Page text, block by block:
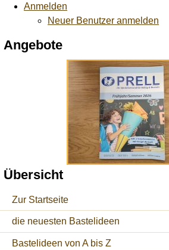
Anmelden
Neuer Benutzer anmelden
Angebote
Übersicht
Zur Startseite
die neuesten Bastelideen
Bastelideen von A bis Z